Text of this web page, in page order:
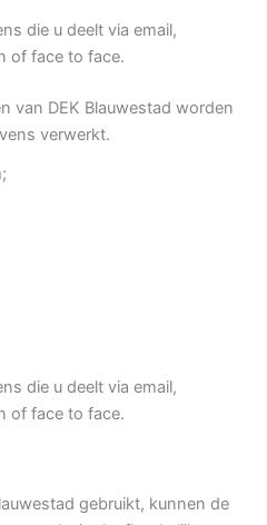
die u deelt via email,
of face to face.
van DEK Blauwestad worden
verwerkt.
die u deelt via email,
of face to face.
gebruikt, kunnen de